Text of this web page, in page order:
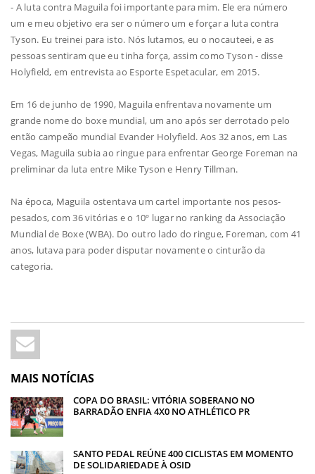
- A luta contra Maguila foi importante para mim. Ele era número
um e meu objetivo era ser o número um e forçar a luta contra
Tyson. Eu treinei para isto. Nós lutamos, eu o nocauteei, e as
pessoas sentiram que eu tinha força, assim como Tyson - disse
Holyfield, em entrevista ao Esporte Espetacular, em 2015.
Em 16 de junho de 1990, Maguila enfrentava novamente um
grande nome do boxe mundial, um ano após ser derrotado pelo
então campeão mundial Evander Holyfield. Aos 32 anos, em Las
Vegas, Maguila subia ao ringue para enfrentar George Foreman na
preliminar da luta entre Mike Tyson e Henry Tillman.
Na época, Maguila ostentava um cartel importante nos pesos-
pesados, com 36 vitórias e o 10º lugar no ranking da Associação
Mundial de Boxe (WBA). Do outro lado do ringue, Foreman, com 41
anos, lutava para poder disputar novamente o cinturão da
categoria.
MAIS NOTÍCIAS
COPA DO BRASIL: VITÓRIA SOBERANO NO
BARRADÃO ENFIA 4X0 NO ATHLÉTICO PR
SANTO PEDAL REÚNE 400 CICLISTAS EM MOMENTO
DE SOLIDARIEDADE À OSID